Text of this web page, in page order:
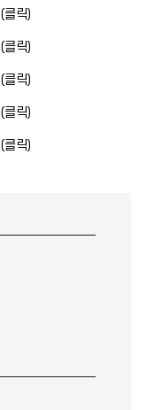
이
)
아
이
)
(
아
이
)
클릭)알
(
아
이
)
클릭)알
(
아
이
클릭)알
(
아
클릭)알
(
클릭)알
이